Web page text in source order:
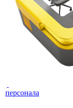
персонала